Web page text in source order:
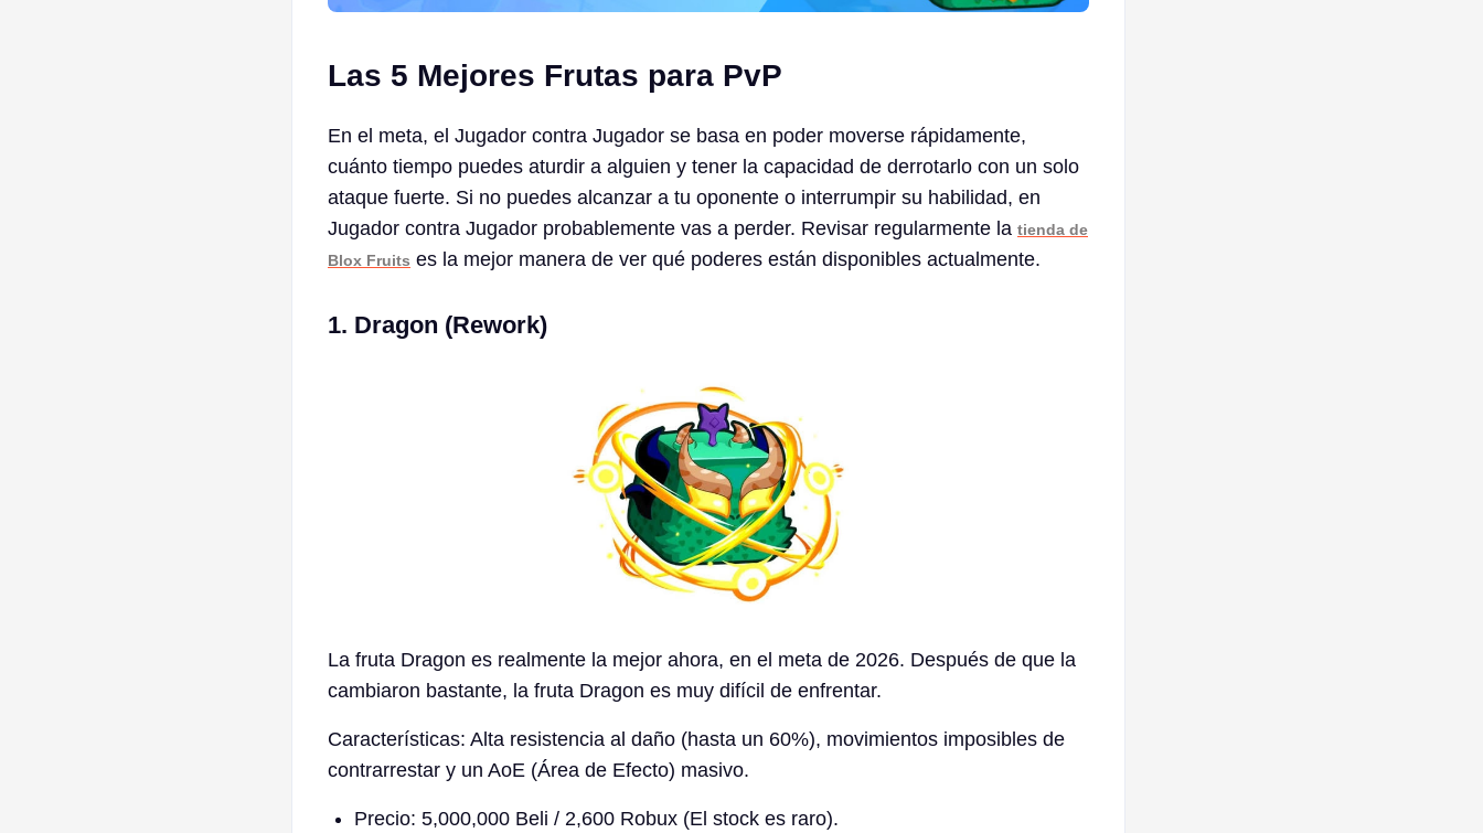
Las 5 Mejores Frutas para PvP
En el meta, el Jugador contra Jugador se basa en poder moverse rápidamente,
cuánto tiempo puedes aturdir a alguien y tener la capacidad de derrotarlo con un solo
ataque fuerte. Si no puedes alcanzar a tu oponente o interrumpir su habilidad, en
Jugador contra Jugador probablemente vas a perder. Revisar regularmente la tienda de
Blox Fruits es la mejor manera de ver qué poderes están disponibles actualmente.
1. Dragon (Rework)
La fruta Dragon es realmente la mejor ahora, en el meta de 2026. Después de que la
cambiaron bastante, la fruta Dragon es muy difícil de enfrentar.
Características: Alta resistencia al daño (hasta un 60%), movimientos imposibles de
contrarrestar y un AoE (Área de Efecto) masivo.
Precio: 5,000,000 Beli / 2,600 Robux (El stock es raro).